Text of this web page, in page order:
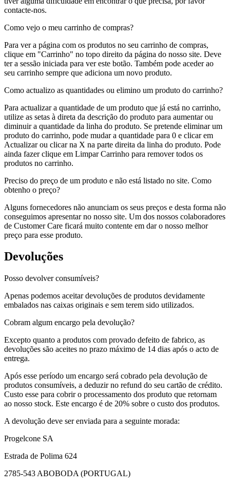
contacte-nos.
Como vejo o meu carrinho de compras?
Para ver a página com os produtos no seu carrinho de compras,
clique em "Carrinho" no topo direito da página do nosso site. Deve
ter a sessão iniciada para ver este botão. Também pode aceder ao
seu carrinho sempre que adiciona um novo produto.
Como actualizo as quantidades ou elimino um produto do carrinho?
Para actualizar a quantidade de um produto que já está no carrinho,
utilize as setas à direta da descrição do produto para aumentar ou
diminuir a quantidade da linha do produto. Se pretende eliminar um
produto do carrinho, pode mudar a quantidade para 0 e clicar em
Actualizar ou clicar na X na parte direita da linha do produto. Pode
ainda fazer clique em Limpar Carrinho para remover todos os
produtos no carrinho.
Preciso do preço de um produto e não está listado no site. Como
obtenho o preço?
Alguns fornecedores não anunciam os seus preços e desta forma não
conseguimos apresentar no nosso site. Um dos nossos colaboradores
de Customer Care ficará muito contente em dar o nosso melhor
preço para esse produto.
Devoluções
Posso devolver consumíveis?
Apenas podemos aceitar devoluções de produtos devidamente
embalados nas caixas originais e sem terem sido utilizados.
Cobram algum encargo pela devolução?
Excepto quanto a produtos com provado defeito de fabrico, as
devoluções são aceites no prazo máximo de 14 dias após o acto de
entrega.
Após esse período um encargo será cobrado pela devolução de
produtos consumíveis, a deduzir no refund do seu cartão de crédito.
Custo esse para cobrir o processamento dos produto que retornam
ao nosso stock. Este encargo é de 20% sobre o custo dos produtos.
A devolução deve ser enviada para a seguinte morada:
Progelcone SA
Estrada de Polima 624
2785-543 ABOBODA (PORTUGAL)